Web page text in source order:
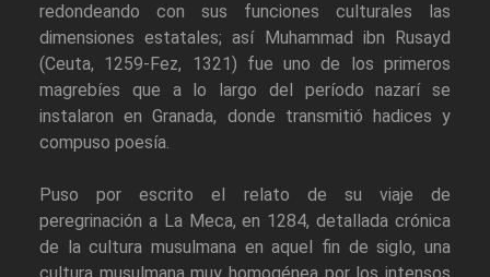
redondeando con sus funciones culturales las
dimensiones estatales; así Muhammad ibn Rusayd
(Ceuta, 1259-Fez, 1321) fue uno de los primeros
magrebíes que a lo largo del período nazarí se
instalaron en Granada, donde transmitió hadices y
compuso poesía.
Puso por escrito el relato de su viaje de
peregrinación a La Meca, en 1284, detallada crónica
de la cultura musulmana en aquel fin de siglo, una